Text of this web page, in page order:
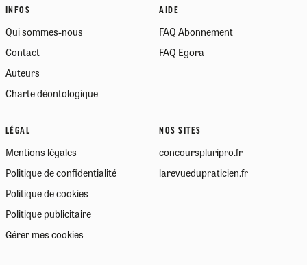
INFOS
Qui sommes-nous
Contact
Auteurs
Charte déontologique
AIDE
FAQ Abonnement
FAQ Egora
LÉGAL
Mentions légales
Politique de confidentialité
Politique de cookies
Politique publicitaire
Gérer mes cookies
NOS SITES
concourspluripro.fr
larevuedupraticien.fr